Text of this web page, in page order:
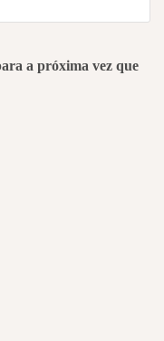
a próxima vez que